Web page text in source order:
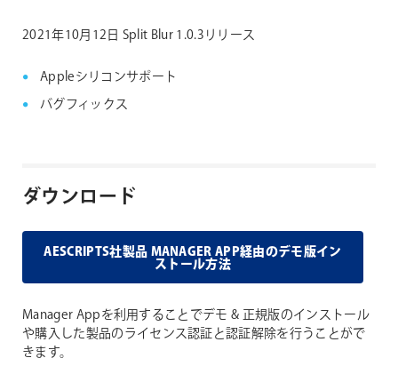
2021年10月12日 Split Blur 1.0.3リリース
Appleシリコンサポート
バグフィックス
ダウンロード
AESCRIPTS社製品 MANAGER APP経由のデモ版イン
ストール方法
Manager Appを利用することでデモ & 正規版のインストール
や購入した製品のライセンス認証と認証解除を行うことがで
きます。